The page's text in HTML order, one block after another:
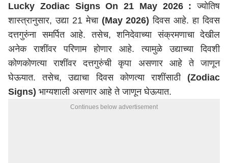
Lucky Zodiac Signs On 21 May 2026 : ज्योतिष
शास्त्रानुसार, उद्या 21 मेचा (May 2026) दिवस आहे. हा दिवस
दत्तगुरुंना समर्पित आहे. तसेच, शनिदेवाच्या संक्रमणाचा देखील
अनेक राशींवर परिणाम होणार आहे. त्यामुळे उद्याच्या दिवशी
कोणकोणत्या राशींवर दत्तगुरुंची कृपा असणार आहे ते जाणून
घेऊयात. तसेच, उद्याचा दिवस कोणत्या राशींसाठी (Zodiac
Signs) भाग्यशाली असणार आहे ते जाणून घेऊयात.
Continues below advertisement